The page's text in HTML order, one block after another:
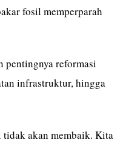
fosil memperparah
pentingnya reformasi
infrastruktur, hingga
tidak akan membaik. Kita